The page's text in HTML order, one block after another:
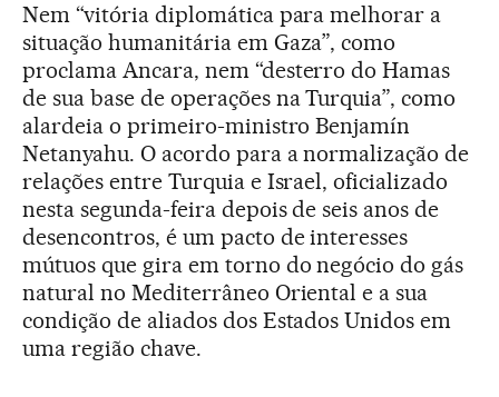
Nem “vitória diplomática para melhorar a
situação humanitária em Gaza”, como
proclama Ancara, nem “desterro do Hamas
de sua base de operações na Turquia”, como
alardeia o primeiro-ministro Benjamín
Netanyahu. O acordo para a normalização de
relações entre Turquia e Israel, oficializado
nesta segunda-feira depois de seis anos de
desencontros, é um pacto de interesses
mútuos que gira em torno do negócio do gás
natural no Mediterrâneo Oriental e a sua
condição de aliados dos Estados Unidos em
uma região chave.